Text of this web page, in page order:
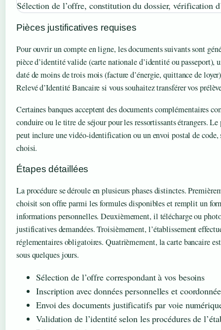
Sélection de l’offre, constitution du dossier, vérification
Pièces justificatives requises
Pour ouvrir un compte en ligne, les documents suivants sont
pièce d’identité valide (carte nationale d’identité ou
daté de moins de trois mois (facture d’énergie, quittance de
Relevé d’Identité Bancaire si vous souhaitez transférer vos
Certaines banques acceptent des documents complémentaires
conduire ou le titre de séjour pour les ressortissants étrangers.
peut inclure une vidéo-identification ou un envoi postal de code,
choisi.
Étapes détaillées
La procédure se déroule en plusieurs phases distinctes.
choisit son offre parmi les formules disponibles et remplit un
informations personnelles. Deuxièmement, il télécharge ou
justificatives demandées. Troisièmement, l’établissement
réglementaires obligatoires. Quatrièmement, la carte bancaire
sous quelques jours.
Sélection de l’offre correspondant à vos besoins
Inscription avec données personnelles et
Envoi des documents justificatifs par voie
Validation de l’identité selon les procédures de